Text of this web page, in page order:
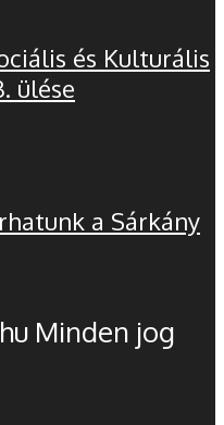
és Kulturális
ülése
a Sárkány
Minden jog